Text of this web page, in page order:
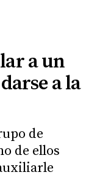
a un
a la
de
de ellos